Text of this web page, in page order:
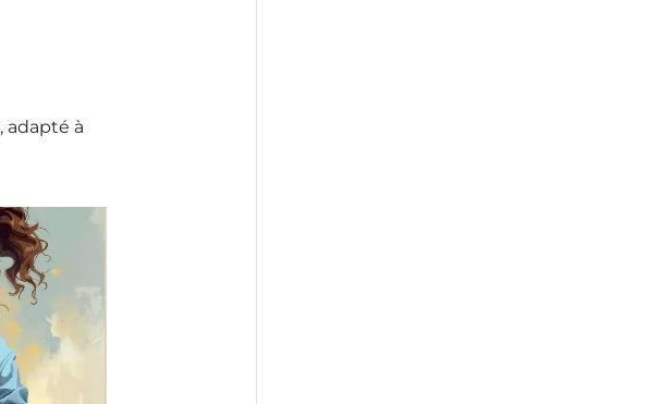
, adapté à